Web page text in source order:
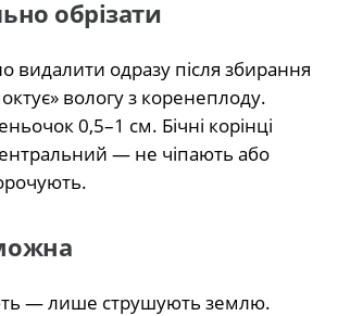
обрізати
видалити одразу після збирання
вологу з коренеплоду.
0,5–1 см. Бічні корінці
— не чіпають або
— лише струшують землю.